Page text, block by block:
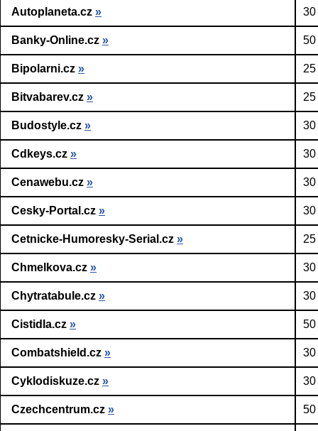
Autoplaneta.cz » 30
Banky-Online.cz » 50
Bipolarni.cz »
Bitvabarev.cz »
Budostyle.cz » 30
Cdkeys.cz » 30
Cenawebu.cz » 30
Cesky-Portal.cz » 30
Cetnicke-Humoresky-Serial.cz »
Chmelkova.cz » 30
Chytratabule.cz » 30
Cistidla.cz » 50
Combatshield.cz » 30
Cyklodiskuze.cz » 30
Czechcentrum.cz » 50